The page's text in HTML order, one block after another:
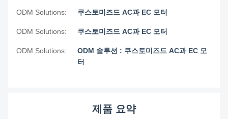
ODM Solutions: 쿠스토미즈드 AC과 EC 모터
ODM Solutions: 쿠스토미즈드 AC과 EC 모터
ODM Solutions:
ODM 솔루션 : 쿠스토미즈드 AC과 EC 모
터
제품 요약